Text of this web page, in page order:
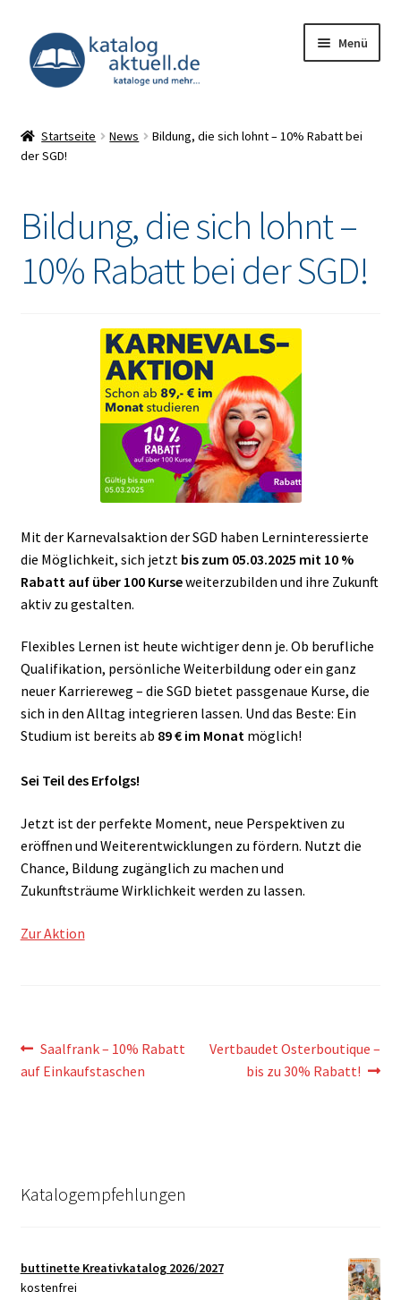
Navigation
springen
Zum
Inhalt
springen
Menü
öffnen
Deals
öffnen
Impressum
Startseite News
Bildung, die sich lohnt – 10% Rabatt bei
der SGD!
Bildung, die sich lohnt –
10% Rabatt bei der SGD!
Mit der Karnevalsaktion der SGD haben Lerninteressierte
die Möglichkeit, sich jetzt bis zum 05.03.2025 mit 10 %
Rabatt auf über 100 Kurseweiterzubilden und ihre Zukunft
aktiv zu gestalten.
Flexibles Lernen ist heute wichtiger denn je. Ob berufliche
Qualifikation, persönliche Weiterbildung oder ein ganz
neuer Karriereweg – die SGD bietet passgenaue Kurse, die
sich in den Alltag integrieren lassen. Und das Beste: Ein
Studium ist bereits ab 89 € im Monatmöglich!
Sei Teil des Erfolgs!
Jetzt ist der perfekte Moment, neue Perspektiven zu
eröffnen und Weiterentwicklungen zu fördern. Nutzt die
Chance, Bildung zugänglich zu machen und
Zukunftsträume Wirklichkeit werden zu lassen.
Zur Aktion
Beitragsnavigation
Vorheriger
Beitrag:
Saalfrank – 10% Rabatt
auf Einkaufstaschen
Nächster
Beitrag:
Vertbaudet Osterboutique –
bis zu 30% Rabatt!
Katalogempfehlungen
buttinette Kreativkatalog 2026/2027
kostenfrei